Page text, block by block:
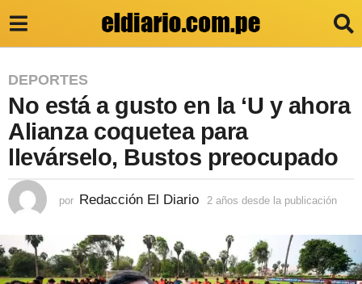
2
a
ñ
o
d
s
d
DEPORTES
No está a gusto en la ‘U y ahora
Alianza coquetea para
llevárselo, Bustos preocupado
por Redacción El Diario 2 años desde la publicación
o
s
d